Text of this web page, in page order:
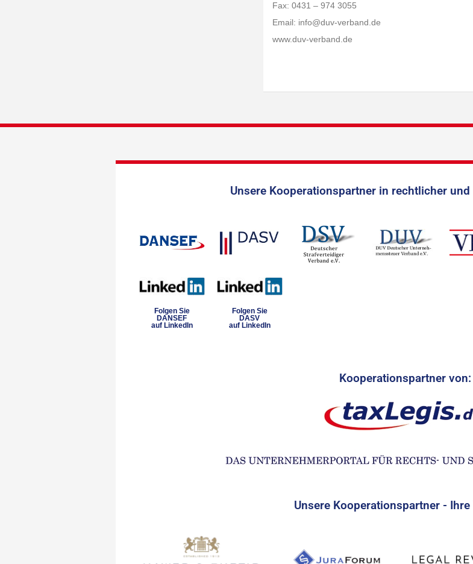
Fax: 0431 – 974 3055
Email: info@duv-verband.de
www.duv-verband.de
Unsere Kooperationspartner in rechtlicher
Folgen Sie
DANSEF
auf LinkedIn
Folgen Sie
DASV
auf LinkedIn
Kooperationspartner von:
Unsere Kooperationspartner - Ihre